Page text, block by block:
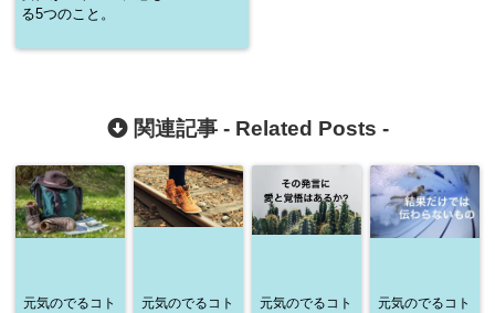
る5つのこと。
関連記事 - Related Posts -
元気のでるコト
元気のでるコト
元気のでるコト
元気のでるコト